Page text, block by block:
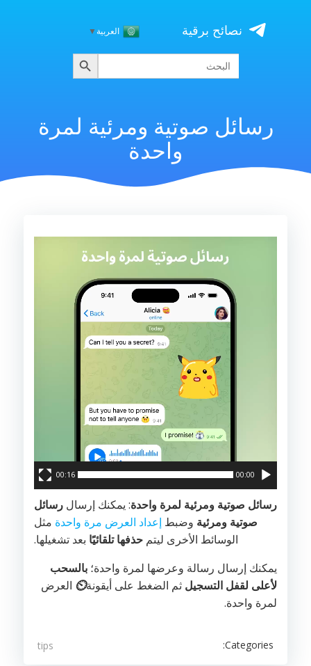
content
نصائح برقية العربية▼
Search
for:
البحث
رسائل صوتية ومرئية لمرة
واحدة
00:00
00:16
رسائل صوتية ومرئية لمرة واحدة: يمكنك إرسال رسائل
صوتية ومرئية وضبط إعداد العرض مرة واحدة مثل
الوسائط الأخرى ليتم حذفها تلقائيًا بعد تشغيلها.
يمكنك إرسال رسالة وعرضها لمرة واحدة؛ بالسحب
لأعلى لقفل التسجيل ثم الضغط على أيقونة⏲️ العرض
لمرة واحدة.
Categories:
tips